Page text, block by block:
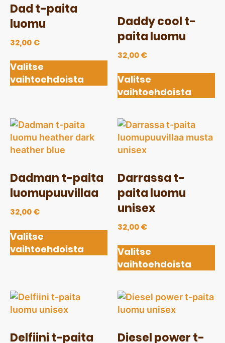
Dad t-paita
luomu
32,00€
Valitse
vaihtoehdoista
Daddy cool t-
paita luomu
32,00€
Valitse
vaihtoehdoista
Dadman t-paita
luomupuuvillaa
32,00€
Valitse
vaihtoehdoista
Darrassa t-
paita luomu
unisex
32,00€
Valitse
vaihtoehdoista
Delfiini t-paita
Diesel power t-